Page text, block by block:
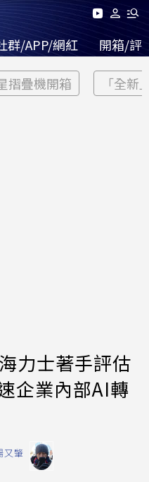
群/APP/網紅 開箱/評
摺疊機開箱 「全新
力士著手評估
企業內部AI轉
又肇